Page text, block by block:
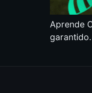
Aprende
garantido.